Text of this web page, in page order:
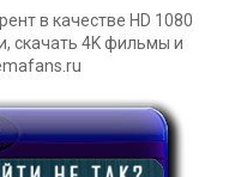
в качестве HD 1080
скачать 4K фильмы и